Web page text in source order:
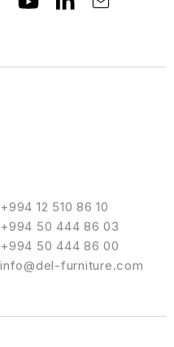
+994 12 510 86 10
+994 50 444 86 03
+994 50 444 86 00
info@del-furniture.com